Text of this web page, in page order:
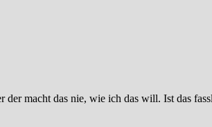
macht das nie, wie ich das will. Ist das